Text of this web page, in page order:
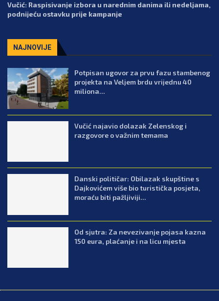
Vučić: Raspisivanje izbora u narednim danima ili nedeljama,
podnijeću ostavku prije kampanje
NAJNOVIJE
Potpisan ugovor za prvu fazu stambenog
projekta na Veljem brdu vrijednu 40
miliona...
Vučić najavio dolazak Zelenskog i
razgovore o važnim temama
Danski političar: Obilazak skupštine s
Dajkovićem više bio turistička posjeta,
moraću biti pažljiviji...
Od sjutra: Za nevezivanje pojasa kazna
150 eura, plaćanje i na licu mjesta